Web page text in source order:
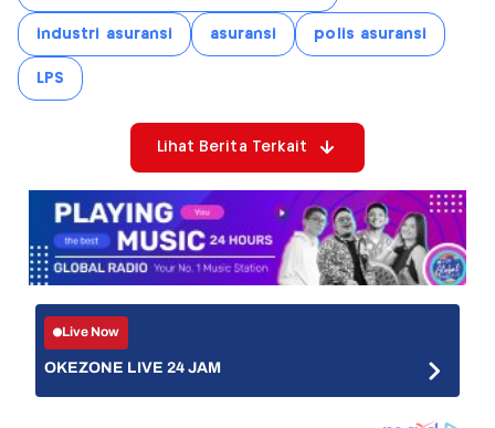
industri asuransi asuransi polis asuransi
LPS
Lihat Berita Terkait
Live Now
OKEZONE LIVE 24 JAM